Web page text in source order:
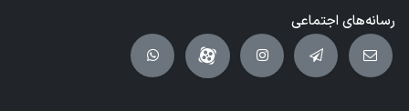
رسانه‌های اجتماعی